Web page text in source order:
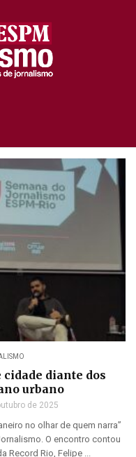
diante dos
urbano
de 2025
no olhar de quem narra”
O encontro contou
Record Rio, Felipe ...